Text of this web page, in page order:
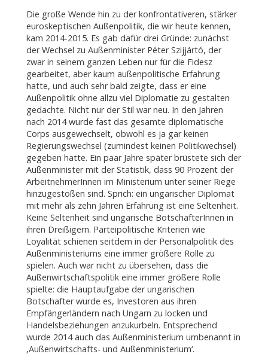
Die große Wende hin zu der konfrontativeren, stärker
euroskeptischen Außenpolitik, die wir heute kennen,
kam 2014-2015. Es gab dafür drei Gründe: zunächst
der Wechsel zu Außenminister Péter Szijjártó, der
zwar in seinem ganzen Leben nur für die Fidesz
gearbeitet, aber kaum außenpolitische Erfahrung
hatte, und auch sehr bald zeigte, dass er eine
Außenpolitik ohne allzu viel Diplomatie zu gestalten
gedachte. Nicht nur der Stil war neu. In den Jahren
nach 2014 wurde fast das gesamte diplomatische
Corps ausgewechselt, obwohl es ja gar keinen
Regierungswechsel (zumindest keinen Politikwechsel)
gegeben hatte. Ein paar Jahre später brüstete sich der
Außenminister mit der Statistik, dass 90 Prozent der
ArbeitnehmerInnen im Ministerium unter seiner Riege
hinzugestoßen sind. Sprich: ein ungarischer Diplomat
mit mehr als zehn Jahren Erfahrung ist eine Seltenheit.
Keine Seltenheit sind ungarische BotschafterInnen in
ihren Dreißigern. Parteipolitische Kriterien wie
Loyalität schienen seitdem in der Personalpolitik des
Außenministeriums eine immer größere Rolle zu
spielen. Auch war nicht zu übersehen, dass die
Außenwirtschaftspolitik eine immer größere Rolle
spielte: die Hauptaufgabe der ungarischen
Botschafter wurde es, Investoren aus ihren
Empfängerländern nach Ungarn zu locken und
Handelsbeziehungen anzukurbeln. Entsprechend
wurde 2014 auch das Außenministerium umbenannt in
‚Außenwirtschafts- und Außenministerium‘.